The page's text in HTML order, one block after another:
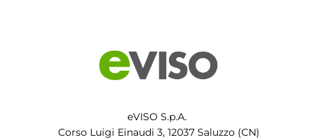
eVISO S.p.A.
Corso Luigi Einaudi 3, 12037 Saluzzo (CN)